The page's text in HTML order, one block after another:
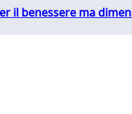
il benessere ma